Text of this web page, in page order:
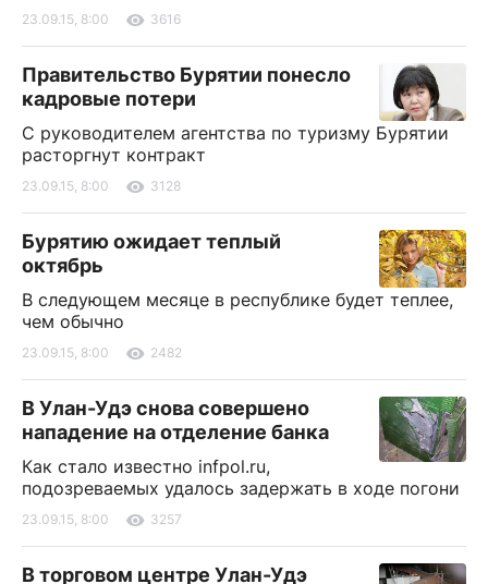
23.09.15, 8:00 3616
Правительство Бурятии понесло
кадровые потери
С руководителем агентства по туризму Бурятии
расторгнут контракт
23.09.15, 8:00 3128
Бурятию ожидает теплый
октябрь
В следующем месяце в республике будет теплее,
чем обычно
23.09.15, 8:00 2482
В Улан-Удэ снова совершено
нападение на отделение банка
Как стало известно infpol.ru,
подозреваемых удалось задержать в ходе погони
23.09.15, 8:00 3257
В торговом центре Улан-Удэ